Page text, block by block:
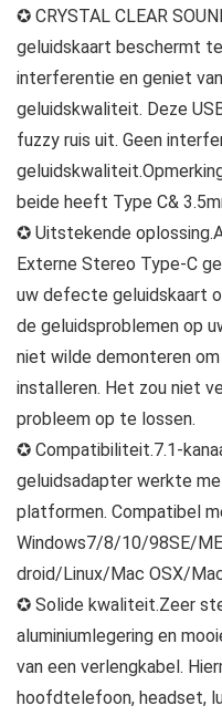
✪ CRYSTAL CLEAR
geluidskaart beschermt
interferentie en geniet
geluidskwaliteit. Deze
fuzzy ruis uit. Geen
beide heeft Type C&
✪ Uitstekende
Externe Stereo Type-C
uw defecte geluidskaart
de geluidsproblemen op
niet wilde demonteren
installeren. Het zou niet
probleem op te lossen.
✪ Compatibiliteit.7.1-
geluidsadapter werkte
platformen. Compatibel
Windows7/8/10/98SE/
droid/Linux/Mac OSX/
✪ Solide kwaliteit.Zeer
aluminiumlegering en
van een verlengkabel.
hoofdtelefoon, headset,